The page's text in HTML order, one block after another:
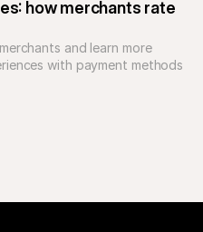
how merchants rate
and learn more
with payment methods